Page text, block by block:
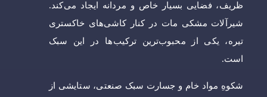
ظریف، فضایی بسیار خاص و مردانه ایجاد می‌کند.
شیرآلات مشکی مات در کنار کاشی‌های خاکستری
تیره، یکی از محبوب‌ترین ترکیب‌ها در این سبک
است.
شکوهِ مواد خام و جسارت سبک صنعتی، ستایشی از